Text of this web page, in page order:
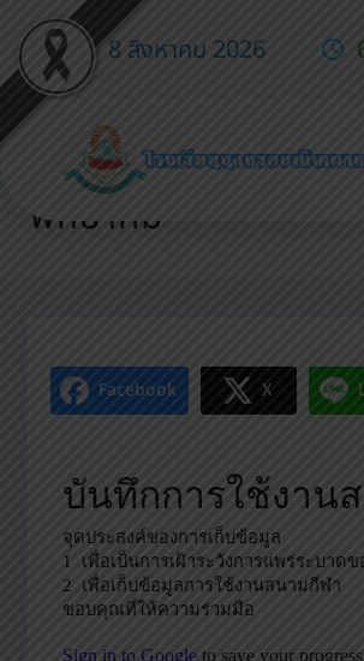
8 สิงหาคม 2026
บันทึกการใช้งานสนา
พิทยาคม
Facebook X